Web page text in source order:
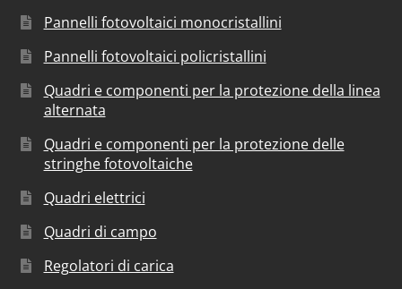
Pannelli fotovoltaici monocristallini
Pannelli fotovoltaici policristallini
Quadri e componenti per la protezione della linea
alternata
Quadri e componenti per la protezione delle
stringhe fotovoltaiche
Quadri elettrici
Quadri di campo
Regolatori di carica